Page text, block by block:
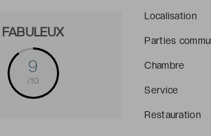
FABULEUX
9
/10
Localisation
Parties
Chambre
Service
Restauration